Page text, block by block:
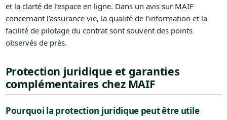
et la clarté de l’espace en ligne. Dans un avis sur MAIF
concernant l’assurance vie, la qualité de l’information et la
facilité de pilotage du contrat sont souvent des points
observés de près.
Protection juridique et garanties
complémentaires chez MAIF
Pourquoi la protection juridique peut être utile